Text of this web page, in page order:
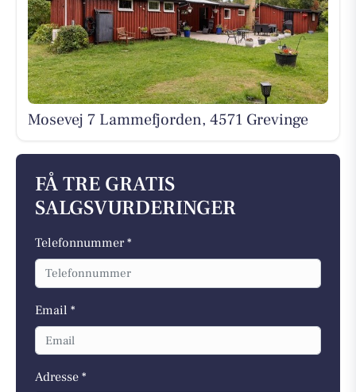
Mosevej 7 Lammefjorden, 4571 Grevinge
FÅ TRE GRATIS
SALGSVURDERINGER
Telefonnummer *
Email *
Adresse *